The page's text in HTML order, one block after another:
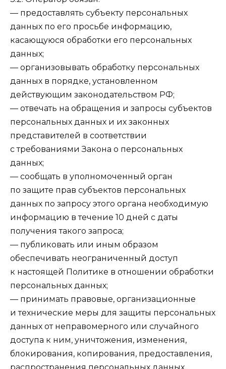
— предоставлять субъекту персональных
данных по его просьбе информацию,
касающуюся обработки его персональных
данных;
— организовывать обработку персональных
данных в порядке, установленном
действующим законодательством РФ;
— отвечать на обращения и запросы субъектов
персональных данных и их законных
представителей в соответствии
с требованиями Закона о персональных
данных;
— сообщать в уполномоченный орган
по защите прав субъектов персональных
данных по запросу этого органа необходимую
информацию в течение 10 дней с даты
получения такого запроса;
— публиковать или иным образом
обеспечивать неограниченный доступ
к настоящей Политике в отношении обработки
персональных данных;
— принимать правовые, организационные
и технические меры для защиты персональных
данных от неправомерного или случайного
доступа к ним, уничтожения, изменения,
блокирования, копирования, предоставления,